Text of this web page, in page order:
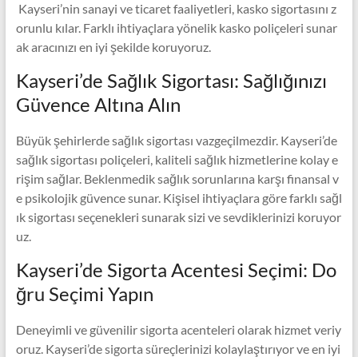
Kayseri’nin sanayi ve ticaret faaliyetleri, kasko sigortasını z
orunlu kılar. Farklı ihtiyaçlara yönelik kasko poliçeleri sunar
ak aracınızı en iyi şekilde koruyoruz.
Kayseri’de Sağlık Sigortası: Sağlığınızı
Güvence Altına Alın
Büyük şehirlerde sağlık sigortası vazgeçilmezdir. Kayseri’de
sağlık sigortası poliçeleri, kaliteli sağlık hizmetlerine kolay e
rişim sağlar. Beklenmedik sağlık sorunlarına karşı finansal v
e psikolojik güvence sunar. Kişisel ihtiyaçlara göre farklı sağl
ık sigortası seçenekleri sunarak sizi ve sevdiklerinizi koruyor
uz.
Kayseri’de Sigorta Acentesi Seçimi: Do
ğru Seçimi Yapın
Deneyimli ve güvenilir sigorta acenteleri olarak hizmet veriy
oruz. Kayseri’de sigorta süreçlerinizi kolaylaştırıyor ve en iyi